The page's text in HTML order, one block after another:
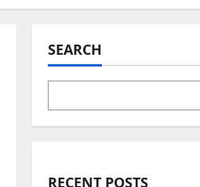
SEARCH
RECENT POSTS